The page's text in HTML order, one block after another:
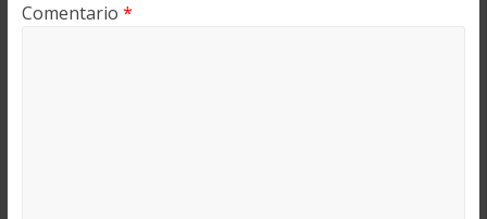
Comentario *